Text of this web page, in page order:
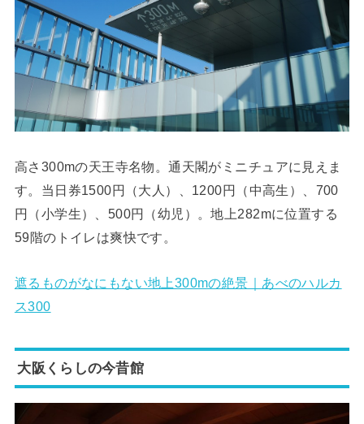
高さ300mの天王寺名物。通天閣がミニチュアに見えま
す。当日券1500円（大人）、1200円（中高生）、700
円（小学生）、500円（幼児）。地上282mに位置する
59階のトイレは爽快です。
遮るものがなにもない地上300mの絶景｜あべのハルカ
ス300
大阪くらしの今昔館